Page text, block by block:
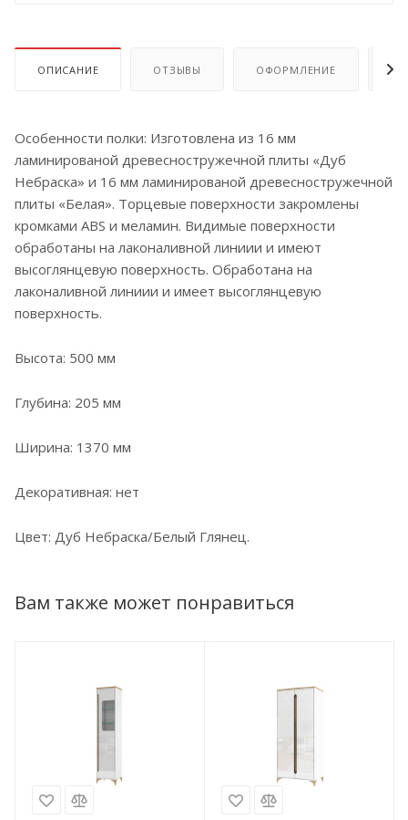
ОПИСАНИЕ ОТЗЫВЫ ОФОРМЛЕНИЕ
Особенности полки: Изготовлена из 16 мм
ламинированой древесностружечной плиты «Дуб
Небраска» и 16 мм ламинированой древесностружечной
плиты «Белая». Торцевые поверхности закромлены
кромками ABS и меламин. Видимые поверхности
обработаны на лаконаливной линиии и имеют
высоглянцевую поверхность. Обработана на
лаконаливной линиии и имеет высоглянцевую
поверхность.
Высота: 500 мм
Глубина: 205 мм
Ширина: 1370 мм
Декоративная: нет
Цвет: Дуб Небраска/Белый Глянец.
Вам также может понравиться